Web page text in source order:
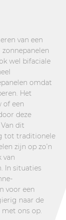
van een
wel bifaciale
omdat
Het
of een
deze
dit
tot traditionele
zijn op zo’n
van
In situaties
voor een
naar de
met ons op.